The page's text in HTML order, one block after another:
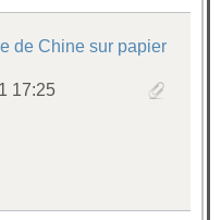
de Chine sur papier
17:25